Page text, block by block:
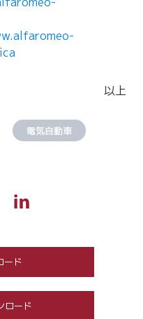
以上
電気自動車
ード
ロード